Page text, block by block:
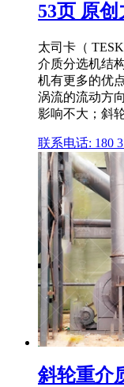
53页 原
太司卡（
介质分选机结
机有更多的优
涡流的流动方
影响不大；斜
联系电话: 180
斜轮重介